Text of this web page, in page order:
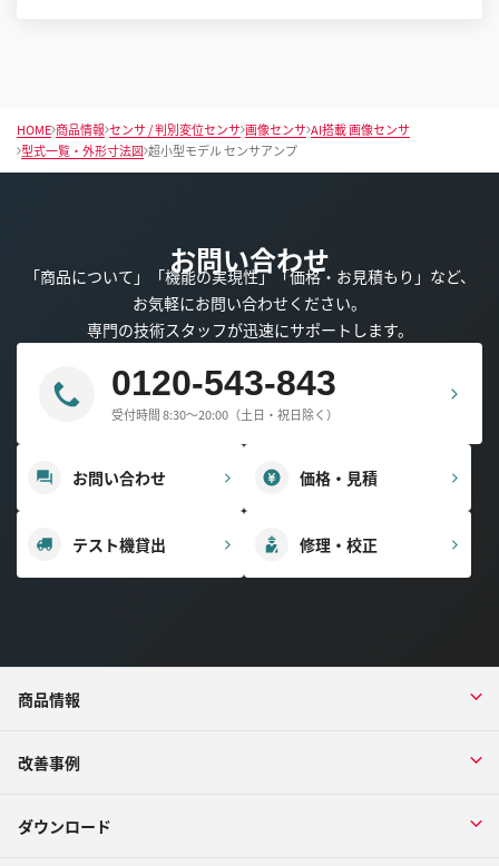
HOME 商品情報 センサ / 判別変位センサ 画像センサ AI搭載 画像センサ
型式一覧・外形寸法図 超小型モデル センサアンプ
お問い合わせ
「商品について」「機能の実現性」「価格・お見積もり」など、
お気軽にお問い合わせください。
専門の技術スタッフが迅速にサポートします。
0120-543-843
受付時間 8:30～20:00（土日・祝日除く）
お問い合わせ 価格・見積
テスト機貸出 修理・校正
商品情報
改善事例
ダウンロード